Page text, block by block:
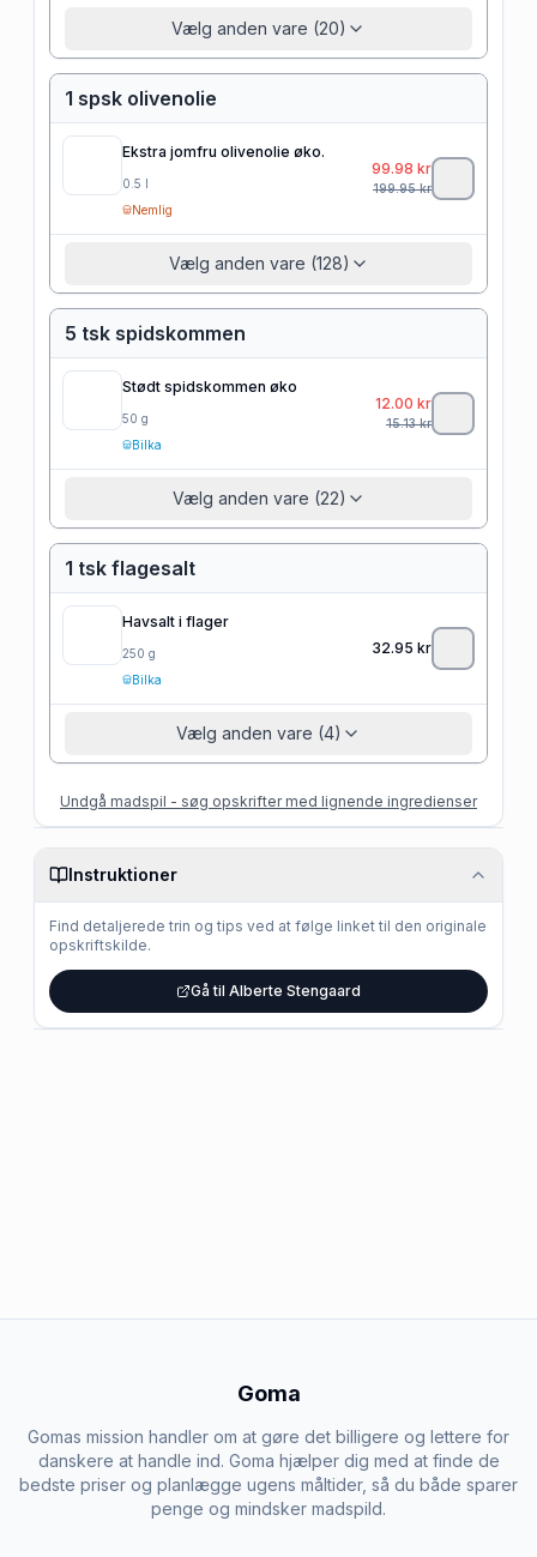
Vælg anden vare (20)
1 spsk olivenolie
Ekstra jomfru olivenolie øko.
0.5 l
Nemlig
99.98 kr
199.95kr
Vælg anden vare (128)
5 tsk spidskommen
Stødt spidskommen øko
50 g
Bilka
12.00 kr
15.13kr
Vælg anden vare (22)
1 tsk flagesalt
Havsalt i flager
250 g
Bilka
32.95 kr
Vælg anden vare (4)
Undgå madspil - søg opskrifter med lignende ingredienser
Instruktioner
Find detaljerede trin og tips ved at følge linket til den originale
opskriftskilde.
Gå til Alberte Stengaard
Goma
Gomas mission handler om at gøre det billigere og lettere for
danskere at handle ind. Goma hjælper dig med at finde de
bedste priser og planlægge ugens måltider, så du både sparer
penge og mindsker madspild.